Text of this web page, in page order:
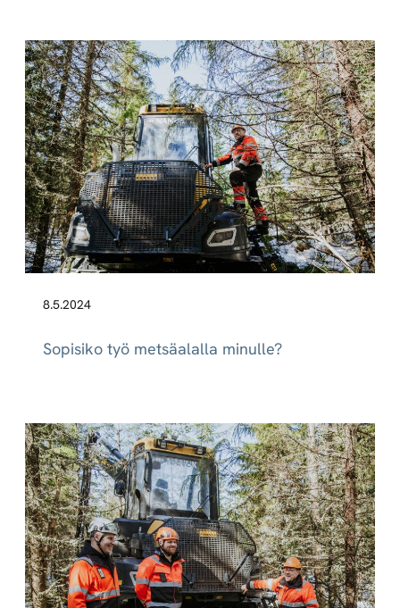
8.5.2024
Sopisiko työ metsäalalla minulle?